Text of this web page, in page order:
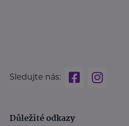
Sledujte nás:
Důležité odkazy